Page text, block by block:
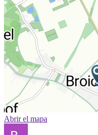
Abrir el mapa